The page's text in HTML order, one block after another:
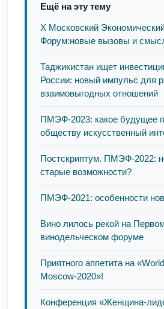
Ещё на эту тему
Х Московский
Форум:новые вызовы и
Таджикистан ищет
России: новый импульс для
взаимовыгодных отношений
ПМЭФ-2023: какое будущее
обществу искусственный
Постскриптум. ПМЭФ-2022:
старые возможности?
ПМЭФ-2021: особенности
Вино лилось рекой на
винодельческом форуме
Приятного аппетита на
Moscow-2020»!
Конференция «Женщина-